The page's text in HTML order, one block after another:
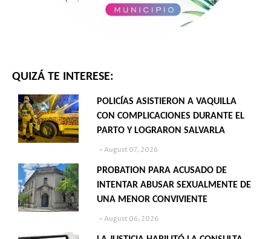
QUIZÁ TE INTERESE:
POLICÍAS ASISTIERON A VAQUILLA
CON COMPLICACIONES DURANTE EL
PARTO Y LOGRARON SALVARLA
August 07, 2026
PROBATION PARA ACUSADO DE
INTENTAR ABUSAR SEXUALMENTE DE
UNA MENOR CONVIVIENTE
August 06, 2026